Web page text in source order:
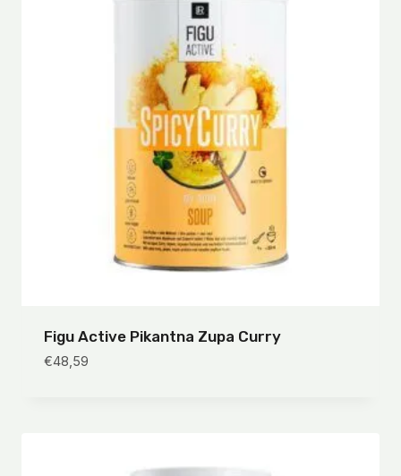
Figu Active Pikantna Zupa Curry
€48,59